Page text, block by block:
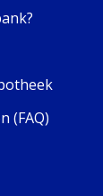
(FAQ)